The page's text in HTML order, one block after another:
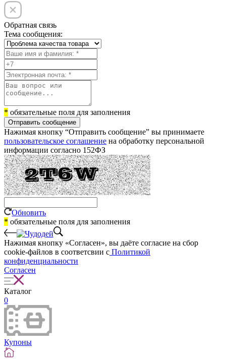
Обратная связь
Тема сообщения:
* обязательные поля для заполнения
Отправить сообщение
Нажимая кнопку “Отправить сообщение” вы принимаете
пользовательское соглашение на обработку персональной
информации согласно 152ФЗ
Обновить
* обязательные поля для заполнения
Нажимая кнопку «Согласен», вы даёте cогласие на сбор
cookie-файлов в соответсвии с Политикой
конфиденциальности
Согласен
Каталог
0
Купоны